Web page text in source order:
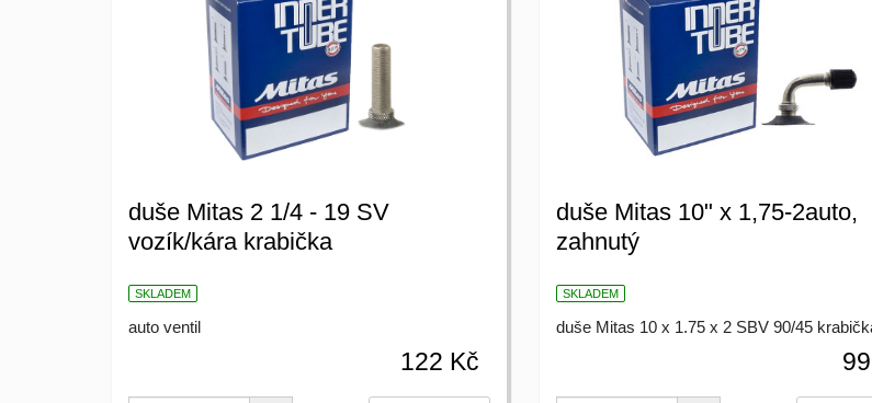
duše Mitas 2 1/4 - 19 SV
vozík/kára krabička
SKLADEM
auto ventil
122 Kč
duše Mitas 10" x 1,75-2auto,
zahnutý
SKLADEM
duše Mitas 10 x 1.75 x 2 SBV 90/45